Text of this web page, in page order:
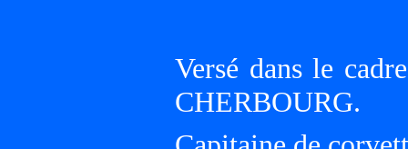
Versé dans le
CHERBOURG.